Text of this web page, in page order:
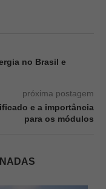
no Brasil e
próxima postagem
e a importância
para os módulos